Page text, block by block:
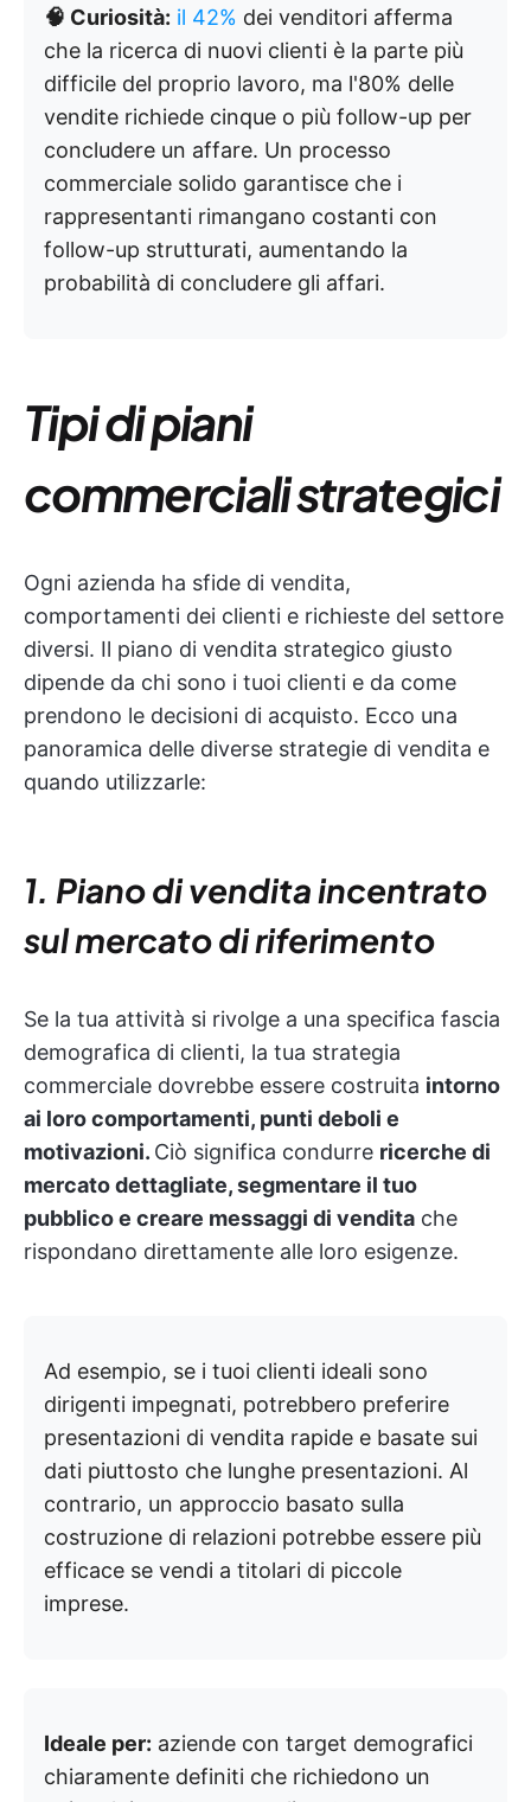
🧠 Curiosità: il 42% dei venditori afferma
che la ricerca di nuovi clienti è la parte più
difficile del proprio lavoro, ma l'80% delle
vendite richiede cinque o più follow-up per
concludere un affare. Un processo
commerciale solido garantisce che i
rappresentanti rimangano costanti con
follow-up strutturati, aumentando la
probabilità di concludere gli affari.
Tipi di piani
commerciali strategici
Ogni azienda ha sfide di vendita,
comportamenti dei clienti e richieste del settore
diversi. Il piano di vendita strategico giusto
dipende da chi sono i tuoi clienti e da come
prendono le decisioni di acquisto. Ecco una
panoramica delle diverse strategie di vendita e
quando utilizzarle:
1. Piano di vendita incentrato
sul mercato di riferimento
Se la tua attività si rivolge a una specifica fascia
demografica di clienti, la tua strategia
commerciale dovrebbe essere costruita intorno
ai loro comportamenti, punti deboli e
motivazioni. Ciò significa condurre ricerche di
mercato dettagliate, segmentare il tuo
pubblico e creare messaggi di vendita che
rispondano direttamente alle loro esigenze.
Ad esempio, se i tuoi clienti ideali sono
dirigenti impegnati, potrebbero preferire
presentazioni di vendita rapide e basate sui
dati piuttosto che lunghe presentazioni. Al
contrario, un approccio basato sulla
costruzione di relazioni potrebbe essere più
efficace se vendi a titolari di piccole
imprese.
Ideale per: aziende con target demografici
chiaramente definiti che richiedono un